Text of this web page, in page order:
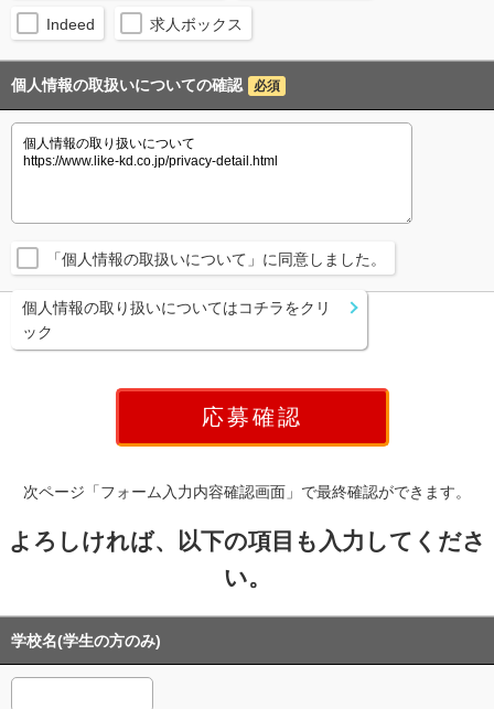
Indeed 求人ボックス
個人情報の取扱いについての確認 必須
「個人情報の取扱いについて」に同意しました。
個人情報の取り扱いについてはコチラをクリ
ック
次ページ「フォーム入力内容確認画面」で最終確認ができます。
よろしければ、以下の項目も入力してくださ
い。
学校名(学生の方のみ)